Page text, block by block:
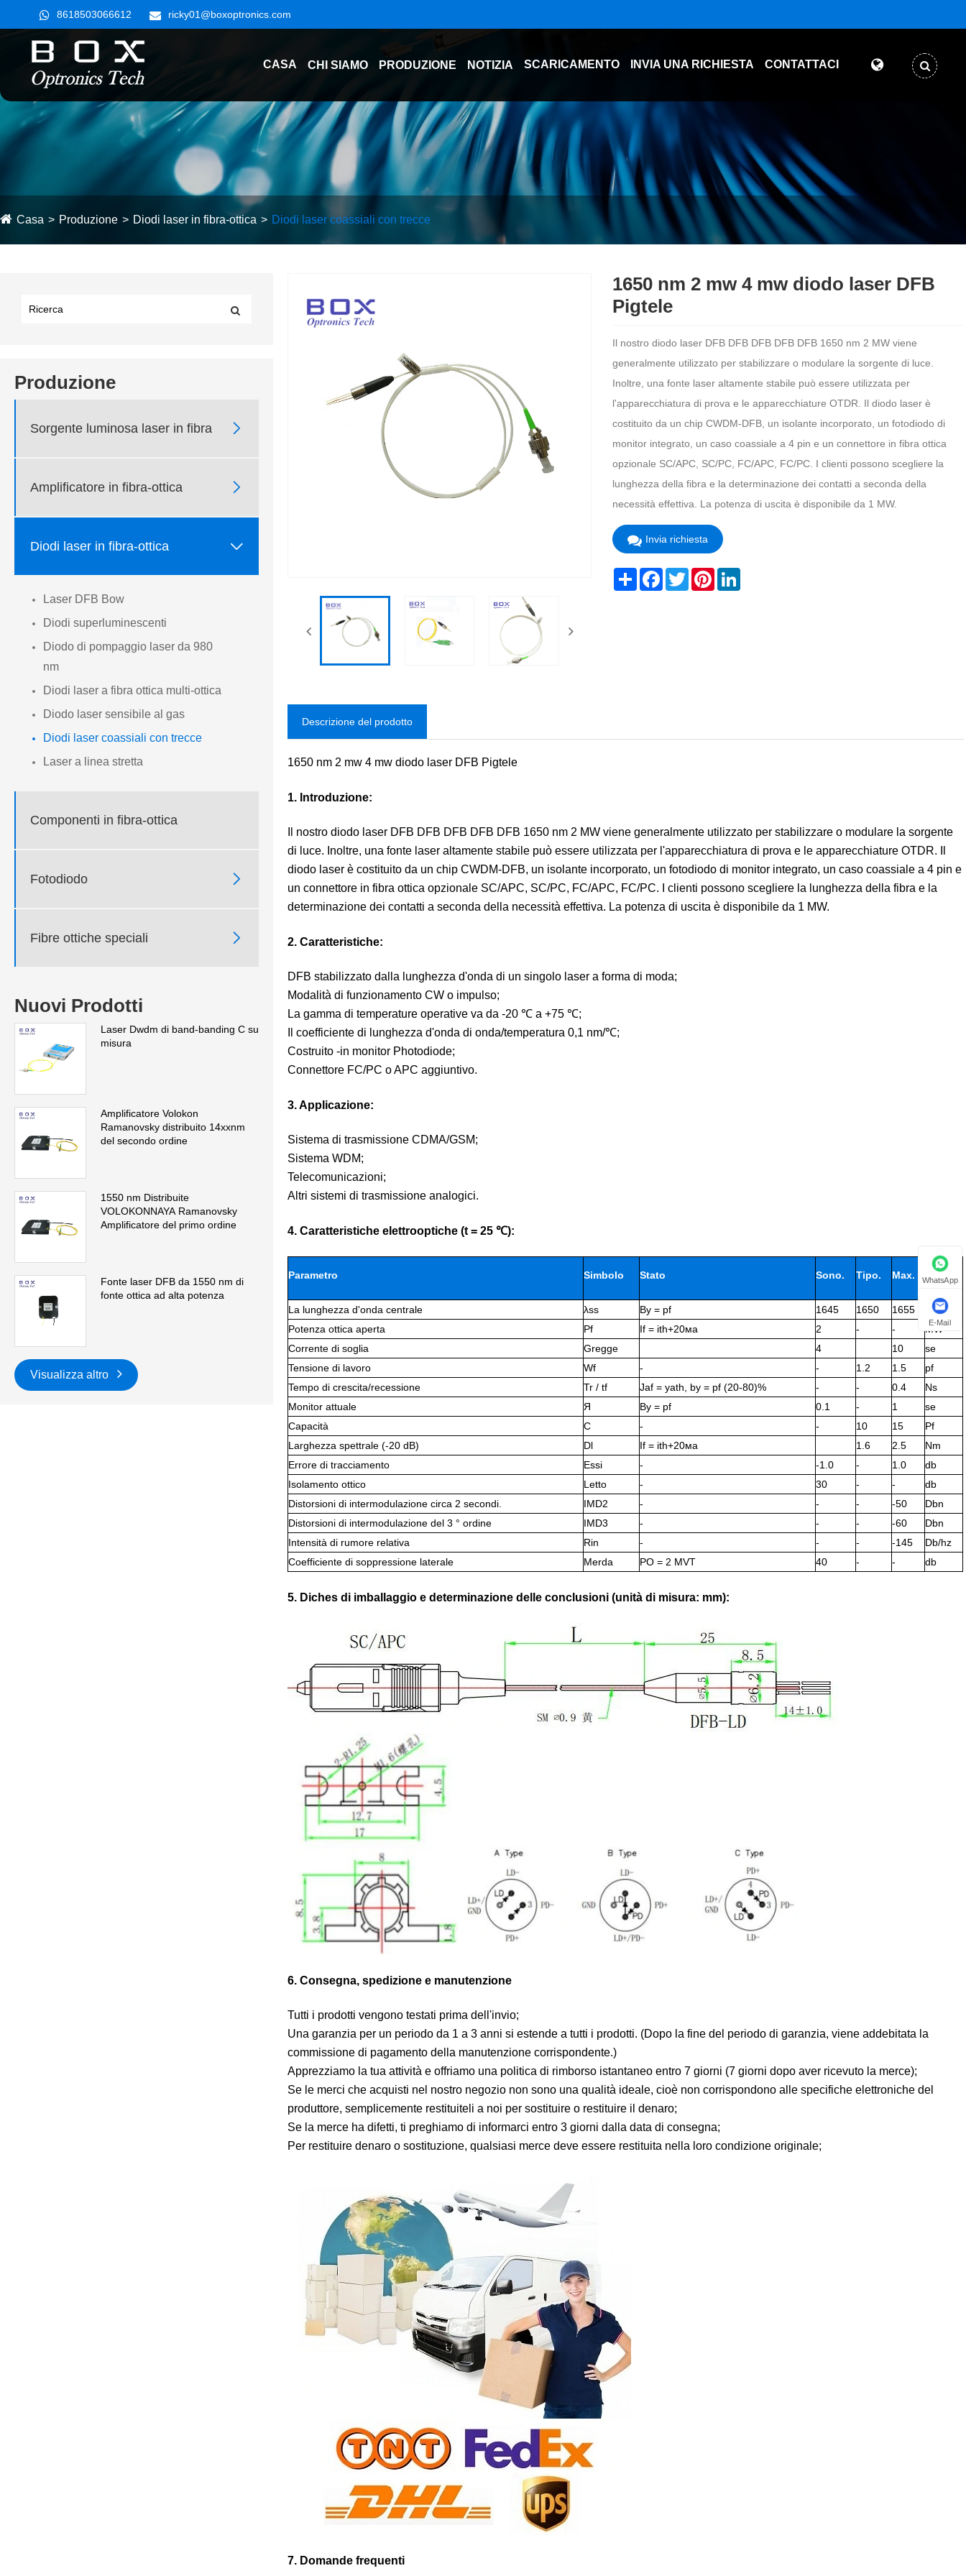
8618503066612 ricky01@boxoptronics.com
CASA CHI SIAMO PRODUZIONE NOTIZIA SCARICAMENTO INVIA UNA RICHIESTA CONTATTACI
Casa Produzione Diodi laser in fibra-ottica Diodi laser coassiali con trecce
Produzione
Sorgente luminosa laser in fibra 
Amplificatore in fibra-ottica 
Diodi laser in fibra-ottica 
Laser DFB Bow
Diodi superluminescenti
Diodo di pompaggio laser da 980
nm
Diodi laser a fibra ottica multi-ottica
Diodo laser sensibile al gas
Diodi laser coassiali con trecce
Laser a linea stretta
Componenti in fibra-ottica
Fotodiodo 
Fibre ottiche speciali 
Nuovi Prodotti
Laser Dwdm di band-banding C su
misura
Amplificatore Volokon
Ramanovsky distribuito 14xxnm
del secondo ordine
1550 nm Distribuite
VOLOKONNAYA Ramanovsky
Amplificatore del primo ordine
Fonte laser DFB da 1550 nm di
fonte ottica ad alta potenza
Visualizza altro
1650 nm 2 mw 4 mw diodo laser DFB
Pigtele
Il nostro diodo laser DFB DFB DFB DFB DFB 1650 nm 2 MW viene
generalmente utilizzato per stabilizzare o modulare la sorgente di luce.
Inoltre, una fonte laser altamente stabile può essere utilizzata per
l'apparecchiatura di prova e le apparecchiature OTDR. Il diodo laser è
costituito da un chip CWDM-DFB, un isolante incorporato, un fotodiodo di
monitor integrato, un caso coassiale a 4 pin e un connettore in fibra ottica
opzionale SC/APC, SC/PC, FC/APC, FC/PC. I clienti possono scegliere la
lunghezza della fibra e la determinazione dei contatti a seconda della
necessità effettiva. La potenza di uscita è disponibile da 1 MW.
Invia richiesta
ShareFacebook
TwitterPinterestLinkedIn
Descrizione del prodotto
1650 nm 2 mw 4 mw diodo laser DFB Pigtele
1. Introduzione:
Il nostro diodo laser DFB DFB DFB DFB DFB 1650 nm 2 MW viene generalmente utilizzato per stabilizzare o modulare la sorgente
di luce. Inoltre, una fonte laser altamente stabile può essere utilizzata per l'apparecchiatura di prova e le apparecchiature OTDR. Il
diodo laser è costituito da un chip CWDM-DFB, un isolante incorporato, un fotodiodo di monitor integrato, un caso coassiale a 4 pin e
un connettore in fibra ottica opzionale SC/APC, SC/PC, FC/APC, FC/PC. I clienti possono scegliere la lunghezza della fibra e la
determinazione dei contatti a seconda della necessità effettiva. La potenza di uscita è disponibile da 1 MW.
2. Caratteristiche:
DFB stabilizzato dalla lunghezza d'onda di un singolo laser a forma di moda;
Modalità di funzionamento CW o impulso;
La gamma di temperature operative va da -20 ℃ a +75 ℃;
Il coefficiente di lunghezza d'onda di onda/temperatura 0,1 nm/℃;
Costruito -in monitor Photodiode;
Connettore FC/PC o APC aggiuntivo.
3. Applicazione:
Sistema di trasmissione CDMA/GSM;
Sistema WDM;
Telecomunicazioni;
Altri sistemi di trasmissione analogici.
4. Caratteristiche elettrooptiche (t = 25 ℃):
Parametro Simbolo Stato Sono. Tipo. Max. Unità
La lunghezza d'onda centrale λss By = pf 1645 1650 1655
Nm
Potenza ottica aperta
Pf If = ith+20ма 2 - -
MW
Corrente di soglia
Gregge 4 10
se
Tensione di lavoro
Wf - - 1.2 1.5
pf
Tempo di crescita/recessione
Tr / tf Jaf = yath, by = pf (20-80)% - - 0.4
Ns
Monitor attuale
Я By = pf 0.1 - 1
se
Capacità
С - - 10 15
Pf
Larghezza spettrale (-20 dB)
Dl If = ith+20ма 1.6 2.5
Nm
Errore di tracciamento
Essi - -1.0 - 1.0
db
Isolamento ottico
Letto - 30 - -
db
Distorsioni di intermodulazione circa 2 secondi.
IMD2 - - - -50
Dbn
Distorsioni di intermodulazione del 3 ° ordine
IMD3 - - - -60
Dbn
Intensità di rumore relativa
Rin - - - -145
Db/hz
Coefficiente di soppressione laterale
Merda PO = 2 MVT 40 - - db
5. Diches di imballaggio e determinazione delle conclusioni (unità di misura: mm):
6. Consegna, spedizione e manutenzione
Tutti i prodotti vengono testati prima dell'invio;
Una garanzia per un periodo da 1 a 3 anni si estende a tutti i prodotti. (Dopo la fine del periodo di garanzia, viene addebitata la
commissione di pagamento della manutenzione corrispondente.)
Apprezziamo la tua attività e offriamo una politica di rimborso istantaneo entro 7 giorni (7 giorni dopo aver ricevuto la merce);
Se le merci che acquisti nel nostro negozio non sono una qualità ideale, cioè non corrispondono alle specifiche elettroniche del
produttore, semplicemente restituiteli a noi per sostituire o restituire il denaro;
Se la merce ha difetti, ti preghiamo di informarci entro 3 giorni dalla data di consegna;
Per restituire denaro o sostituzione, qualsiasi merce deve essere restituita nella loro condizione originale;
7. Domande frequenti
WhatsApp
E-Mail